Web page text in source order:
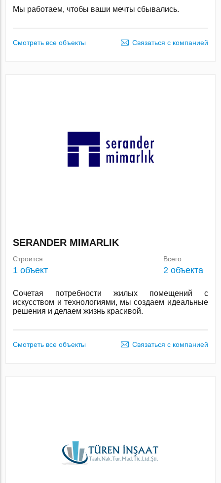
Мы работаем, чтобы ваши мечты сбывались.
Смотреть все объекты Связаться с компанией
SERANDER MIMARLIK
Строится
1 объект
Всего
2 объекта
Сочетая потребности жилых помещений с
искусством и технологиями, мы создаем идеальные
решения и делаем жизнь красивой.
Смотреть все объекты Связаться с компанией